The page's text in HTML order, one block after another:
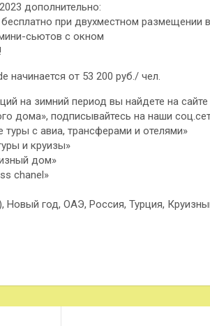
дополнительно:
при двухместном размещении
сьютов с окном
начинается от 53 200 руб./ чел.
на зимний период вы найдете на
дома», подписывайтесь на наши
с авиа, трансферами и отелями»
и круизы»
дом»
chanel»
Новый год, ОАЭ, Россия, Турция,